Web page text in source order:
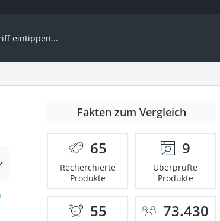
Fakten zum Vergleich
65
Recherchierte
Produkte
9
Überprüfte
Produkte
55 73.430